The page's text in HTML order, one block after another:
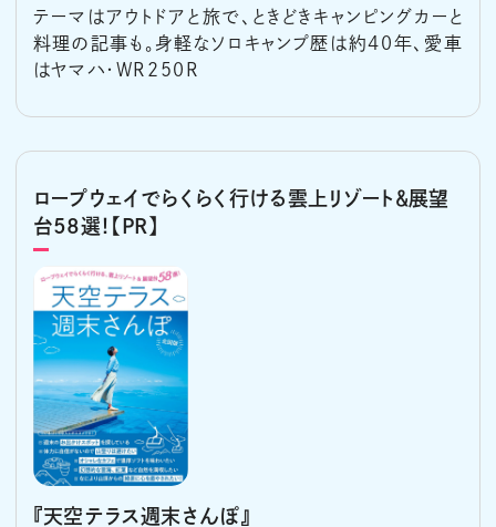
テーマはアウトドアと旅で、ときどきキャンピングカーと
料理の記事も。身軽なソロキャンプ歴は約40年、愛車
はヤマハ・WR250R
ロープウェイでらくらく行ける雲上リゾート＆展望
台58選！【PR】
『天空テラス週末さんぽ』